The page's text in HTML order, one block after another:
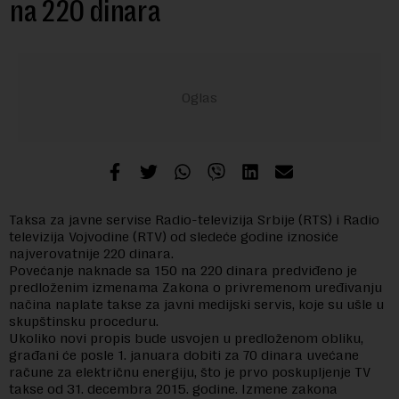
na 220 dinara
Taksa za javne servise Radio-televizija Srbije (RTS) i Radio
televizija Vojvodine (RTV) od sledeće godine iznosiće
najverovatnije 220 dinara.
Povećanje naknade sa 150 na 220 dinara predviđeno je
predloženim izmenama Zakona o privremenom uređivanju
načina naplate takse za javni medijski servis, koje su ušle u
skupštinsku proceduru.
Ukoliko novi propis bude usvojen u predloženom obliku,
građani će posle 1. januara dobiti za 70 dinara uvećane
račune za električnu energiju, što je prvo poskupljenje TV
takse od 31. decembra 2015. godine. Izmene zakona